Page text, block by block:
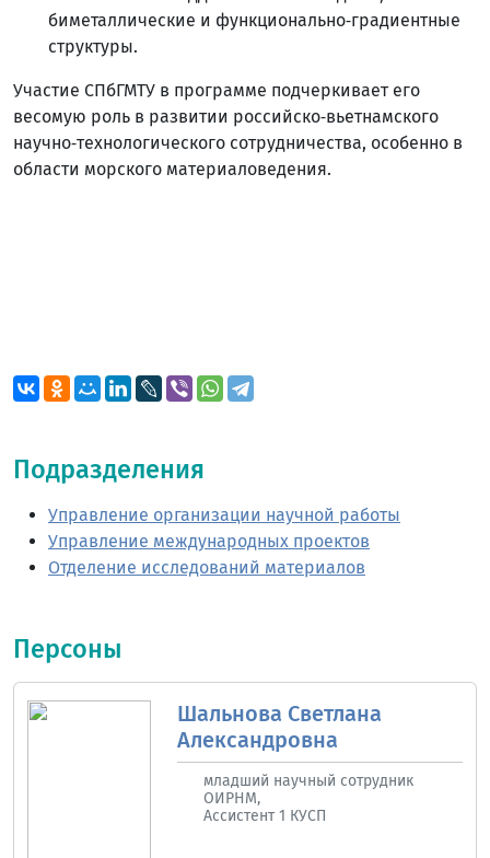
биметаллические и функционально‑градиентные
структуры.
Участие СПбГМТУ в программе подчеркивает его
весомую роль в развитии российско‑вьетнамского
научно‑технологического сотрудничества, особенно в
области морского материаловедения.
Подразделения
Управление организации научной работы
Управление международных проектов
Отделение исследований материалов
Персоны
Шальнова Светлана
Александровна
младший научный сотрудник
ОИРНМ,
Ассистент 1 КУСП